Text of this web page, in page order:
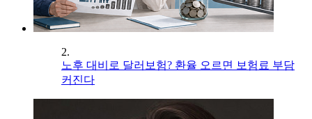
2.
노후 대비로 달러보험? 환율 오르면 보험료 부담
커진다